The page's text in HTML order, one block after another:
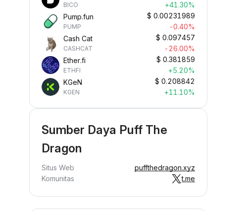
BICO
+41.30%
Pump.fun
PUMP
$ 0.00231989
-0.40%
Cash Cat
CASHCAT
$ 0.097457
-26.00%
Ether.fi
ETHFI
$ 0.381859
+5.20%
KGeN
KGEN
$ 0.208842
+11.10%
Sumber Daya Puff The
Dragon
Situs Web
puffthedragon.xyz
Komunitas
t.me